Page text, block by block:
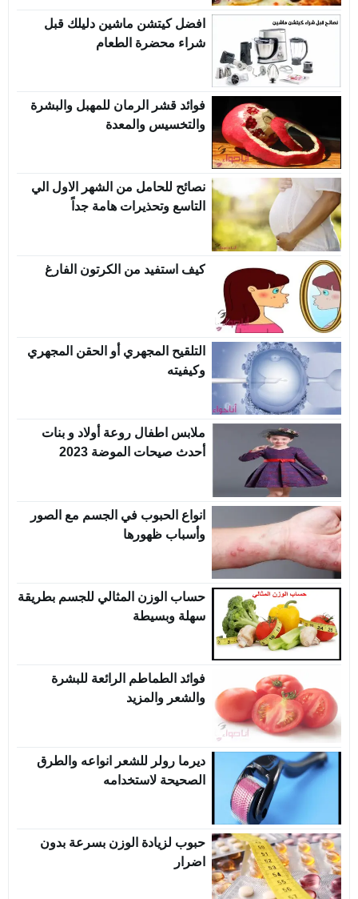
افضل كيتشن ماشين دليلك قبل
شراء محضرة الطعام
فوائد قشر الرمان للمهبل والبشرة
والتخسيس والمعدة
نصائح للحامل من الشهر الاول الي
التاسع وتحذيرات هامة جداً
كيف استفيد من الكرتون الفارغ
التلقيح المجهري أو الحقن المجهري
وكيفيته
ملابس اطفال روعة أولاد و بنات
أحدث صيحات الموضة 2023
انواع الحبوب في الجسم مع الصور
وأسباب ظهورها
حساب الوزن المثالي للجسم بطريقة
سهلة وبسيطة
فوائد الطماطم الرائعة للبشرة
والشعر والمزيد
ديرما رولر للشعر انواعه والطرق
الصحيحة لاستخدامه
حبوب لزيادة الوزن بسرعة بدون
اضرار